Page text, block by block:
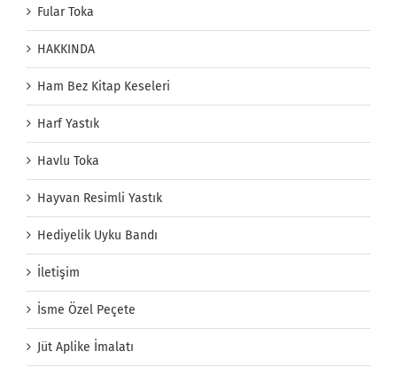
Fular Toka
HAKKINDA
Ham Bez Kitap Keseleri
Harf Yastık
Havlu Toka
Hayvan Resimli Yastık
Hediyelik Uyku Bandı
İletişim
İsme Özel Peçete
Jüt Aplike İmalatı